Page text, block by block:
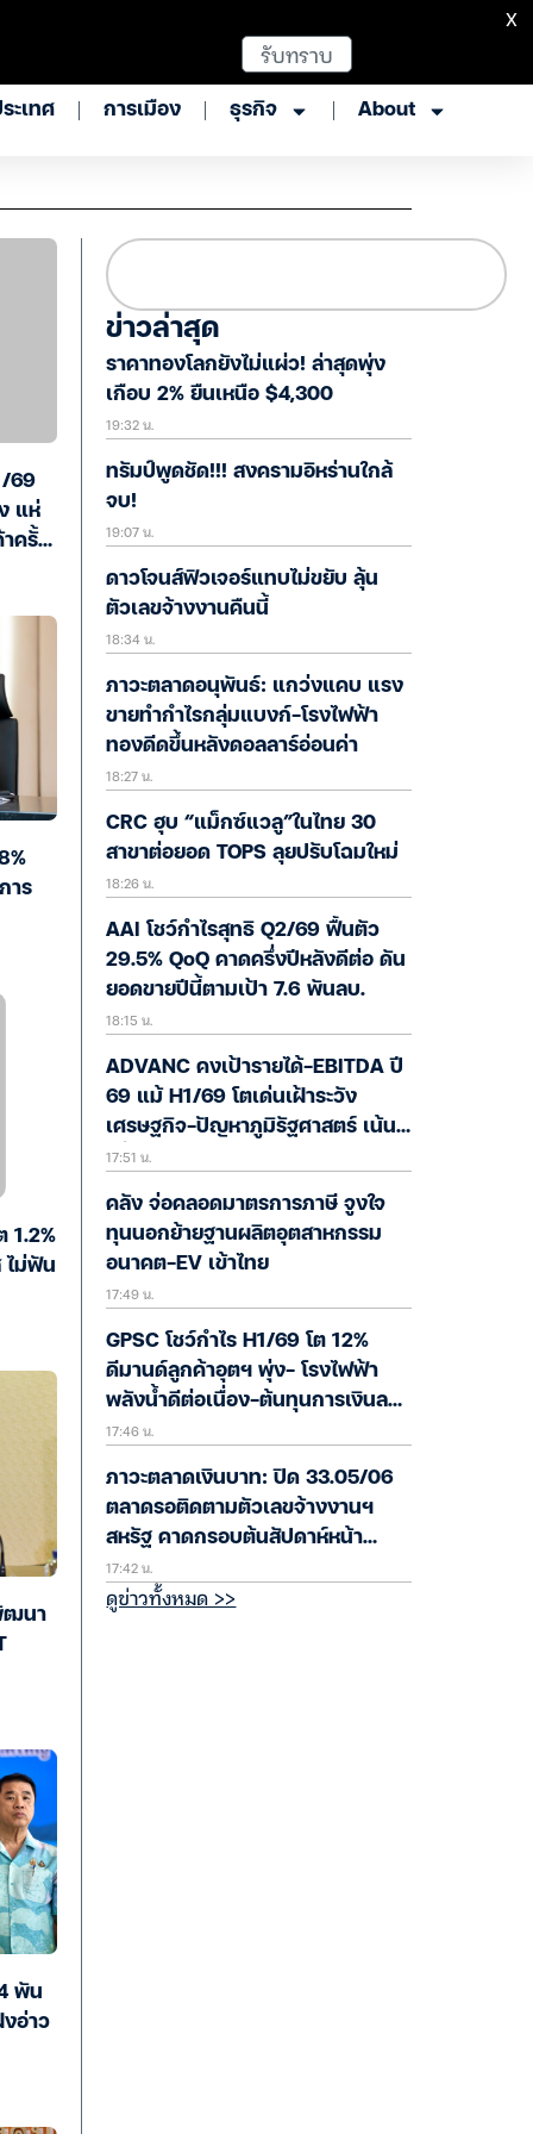
ะเทศ การเมือง ธุรกิจ About
69
แห่
ครั้ง
าร
1.2%
ไม่ฟัน
ฒนา
พัน
อ่าว
ข่าวล่าสุด
ราคาทองโลกยังไม่แผ่ว! ล่าสุดพุ่ง
เกือบ 2% ยืนเหนือ $4,300
19:32 น.
ทรัมป์พูดชัด!!! สงครามอิหร่านใกล้
จบ!
19:07 น.
ดาวโจนส์ฟิวเจอร์แทบไม่ขยับ ลุ้น
ตัวเลขจ้างงานคืนนี้
18:34 น.
ภาวะตลาดอนุพันธ์: แกว่งแคบ แรง
ขายทำกำไรกลุ่มแบงก์-โรงไฟฟ้า
ทองดีดขึ้นหลังดอลลาร์อ่อนค่า
18:27 น.
CRC ฮุบ “แม็กซ์แวลู”ในไทย 30
สาขาต่อยอด TOPS ลุยปรับโฉมใหม่
18:26 น.
AAI โชว์กำไรสุทธิ Q2/69 ฟื้นตัว
29.5% QoQ คาดครึ่งปีหลังดีต่อ ดัน
ยอดขายปีนี้ตามเป้า 7.6 พันลบ.
18:15 น.
ADVANC คงเป้ารายได้-EBITDA ปี
69 แม้ H1/69 โตเด่นเฝ้าระวัง
เศรษฐกิจ-ปัญหาภูมิรัฐศาสตร์ เน้น
เพิ่ม ARPU-ผู้ใช้ 5G
17:51 น.
คลัง จ่อคลอดมาตรการภาษี จูงใจ
ทุนนอกย้ายฐานผลิตอุตสาหกรรม
อนาคต-EV เข้าไทย
17:49 น.
GPSC โชว์กำไร H1/69 โต 12%
ดีมานด์ลูกค้าอุตฯ พุ่ง- โรงไฟฟ้า
พลังน้ำดีต่อเนื่อง-ต้นทุนการเงินลด
ลง
17:46 น.
ภาวะตลาดเงินบาท: ปิด 33.05/06
ตลาดรอติดตามตัวเลขจ้างงานฯ
สหรัฐ คาดกรอบต้นสัปดาห์หน้า
33.15-33.25
17:42 น.
ดูข่าวทั้งหมด >>
รับทราบ
X